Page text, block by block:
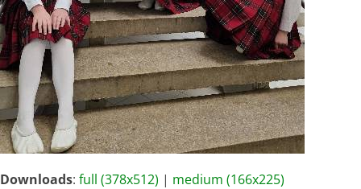
Downloads: full (378x512) | medium (166x225)